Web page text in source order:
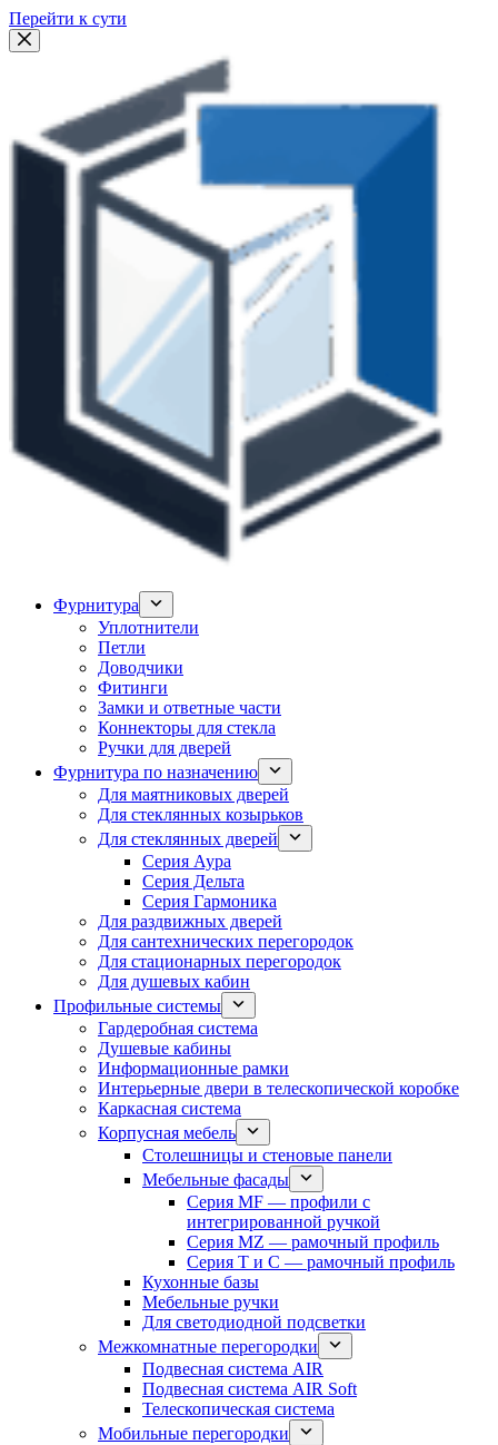
Перейти к сути
Фурнитура
Уплотнители
Петли
Доводчики
Фитинги
Замки и ответные части
Коннекторы для стекла
Ручки для дверей
Фурнитура по назначению
Для маятниковых дверей
Для стеклянных козырьков
Для стеклянных дверей
Серия Аура
Серия Дельта
Серия Гармоника
Для раздвижных дверей
Для сантехнических перегородок
Для стационарных перегородок
Для душевых кабин
Профильные системы
Гардеробная система
Душевые кабины
Информационные рамки
Интерьерные двери в телескопической коробке
Каркасная система
Корпусная мебель
Столешницы и стеновые панели
Мебельные фасады
Серия MF — профили с
интегрированной ручкой
Серия MZ — рамочный профиль
Серия T и C — рамочный профиль
Кухонные базы
Мебельные ручки
Для светодиодной подсветки
Межкомнатные перегородки
Подвесная система AIR
Подвесная система AIR Soft
Телескопическая система
Мобильные перегородки